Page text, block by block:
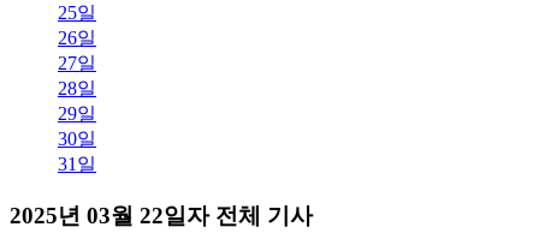
25일
26일
27일
28일
29일
30일
31일
2025년 03월 22일자 전체 기사